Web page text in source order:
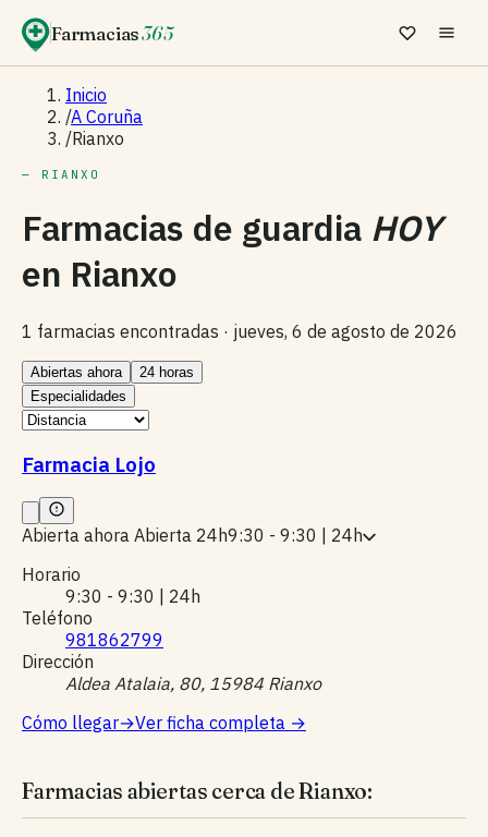
Farmacias365
Inicio
/A Coruña
/Rianxo
— RIANXO
Farmacias de guardia HOY
en Rianxo
1 farmacias encontradas · jueves, 6 de agosto de 2026
Abiertas ahora
24 horas
Especialidades
Farmacia Lojo
Abierta ahora Abierta 24h9:30 - 9:30 | 24h
Horario
9:30 - 9:30 | 24h
Teléfono
981862799
Dirección
Aldea Atalaia, 80, 15984 Rianxo
Cómo llegar→Ver ficha completa →
Farmacias abiertas cerca de Rianxo: